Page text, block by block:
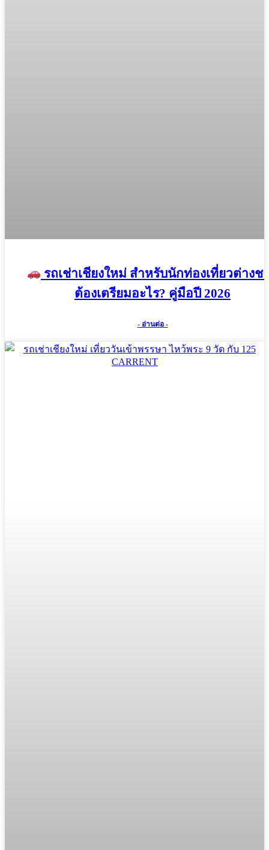
รถเช่าเชียงใหม่ สำหรับนักท่องเที่ยวต่างช
ต้องเตรียมอะไร? คู่มือปี 2026
- อ่านต่อ -